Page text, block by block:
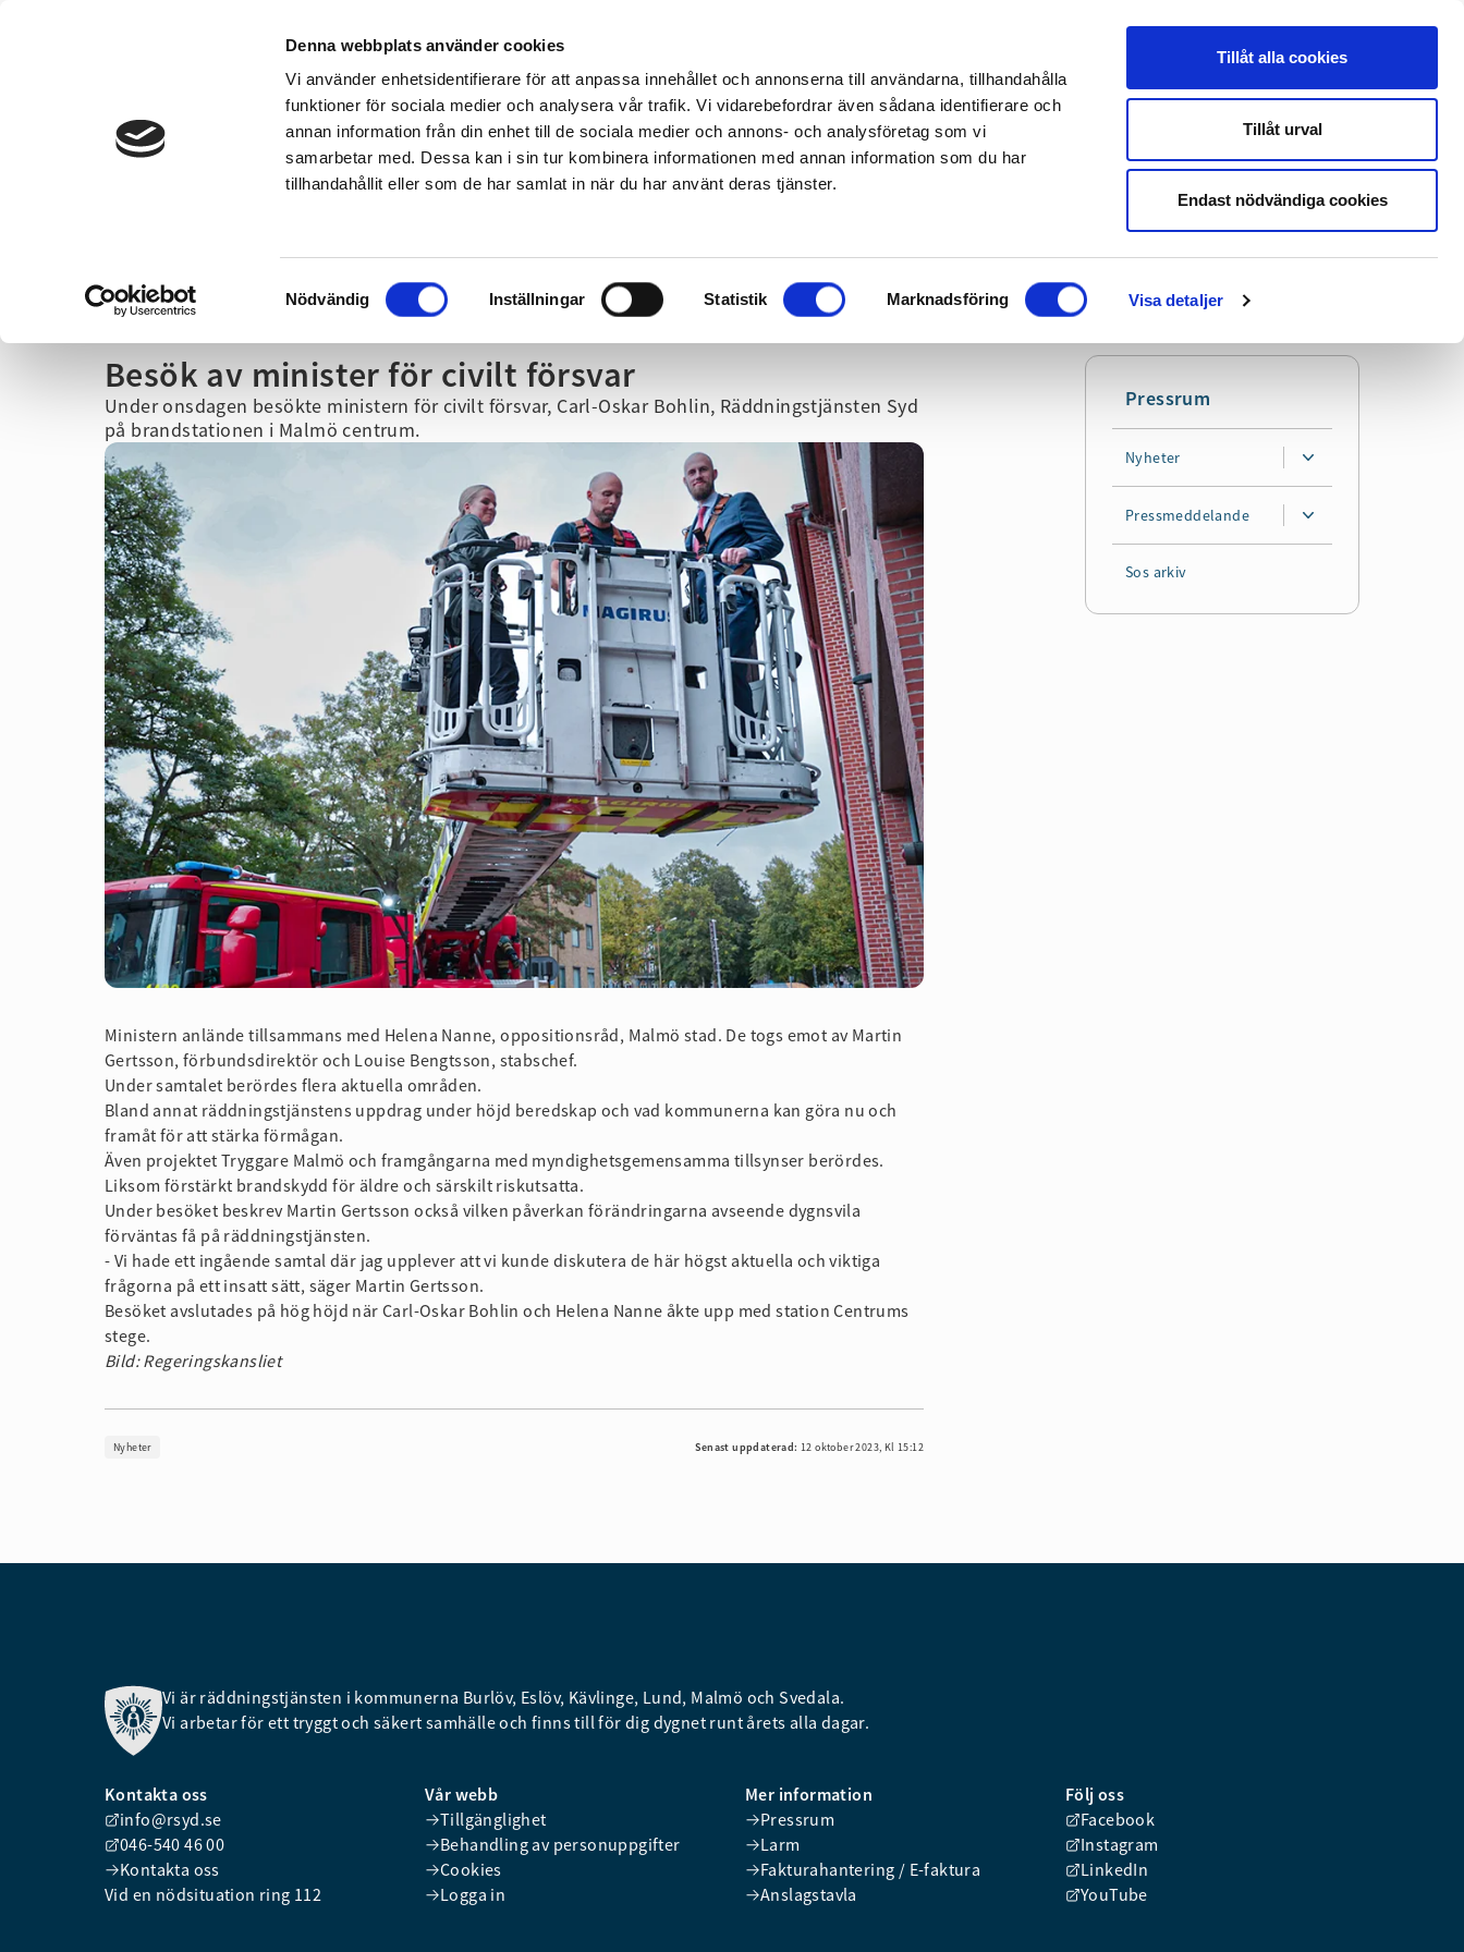
Denna webbplats använder cookies
Vi använder enhetsidentifierare för att anpassa innehållet och annonserna till användarna, tillhandahålla
funktioner för sociala medier och analysera vår trafik. Vi vidarebefordrar även sådana identifierare och
annan information från din enhet till de sociala medier och annons- och analysföretag som vi
samarbetar med. Dessa kan i sin tur kombinera informationen med annan information som du har
tillhandahållit eller som de har samlat in när du har använt deras tjänster.
Samtyckesval
Nödvändig Inställningar Statistik Marknadsföring Visa detaljer
Tillåt alla cookies
Tillåt urval
Endast nödvändiga cookies
Translate Lyssna
Vid olyckor Hem & Fritid Företag & Organisation Utbildning Sök Mer
Hem/Pressrum Besök av minister för civilt försvar
Besök av minister för civilt försvar
Under onsdagen besökte ministern för civilt försvar, Carl-Oskar Bohlin, Räddningstjänsten Syd
på brandstationen i Malmö centrum.
Ministern anlände tillsammans med Helena Nanne, oppositionsråd, Malmö stad. De togs emot av Martin
Gertsson, förbundsdirektör och Louise Bengtsson, stabschef.
Under samtalet berördes flera aktuella områden.
Bland annat räddningstjänstens uppdrag under höjd beredskap och vad kommunerna kan göra nu och
framåt för att stärka förmågan.
Även projektet Tryggare Malmö och framgångarna med myndighetsgemensamma tillsynser berördes.
Liksom förstärkt brandskydd för äldre och särskilt riskutsatta.
Under besöket beskrev Martin Gertsson också vilken påverkan förändringarna avseende dygnsvila
förväntas få på räddningstjänsten.
- Vi hade ett ingående samtal där jag upplever att vi kunde diskutera de här högst aktuella och viktiga
frågorna på ett insatt sätt, säger Martin Gertsson.
Besöket avslutades på hög höjd när Carl-Oskar Bohlin och Helena Nanne åkte upp med station Centrums
stege.
Bild: Regeringskansliet
Nyheter Senast uppdaterad: 12 oktober 2023, Kl 15:12
Pressrum
Nyheter
Pressmeddelande
Sos arkiv
Vi är räddningstjänsten i kommunerna Burlöv, Eslöv, Kävlinge, Lund, Malmö och Svedala.
Vi arbetar för ett tryggt och säkert samhälle och finns till för dig dygnet runt årets alla dagar.
Kontakta oss
info@rsyd.se
046-540 46 00
Kontakta oss
Vid en nödsituation ring 112
Vår webb
Tillgänglighet
Behandling av personuppgifter
Cookies
Logga in
Mer information
Pressrum
Larm
Fakturahantering / E-faktura
Anslagstavla
Följ oss
Facebook
Instagram
LinkedIn
YouTube